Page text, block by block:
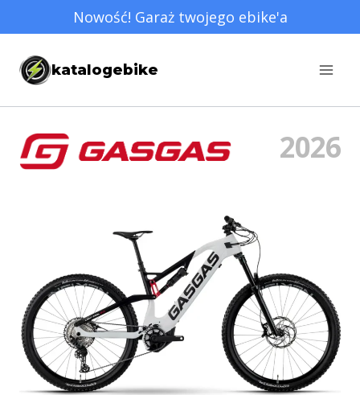
do
treści
Nowość! Garaż twojego ebike'a
katalogebike
2026